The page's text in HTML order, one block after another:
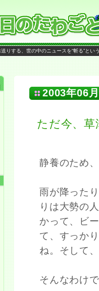
りする、世の中のニュースを“斬る”と
2003年06
ただ今、草
静養のため
雨が降った
りは大勢の
かって、ビ
て、すっか
ね。そして
そんなわけ